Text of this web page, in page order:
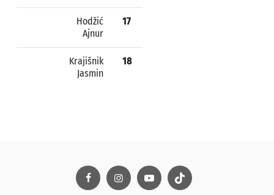
Hodžić
Ajnur
17
Krajišnik
Jasmin
18